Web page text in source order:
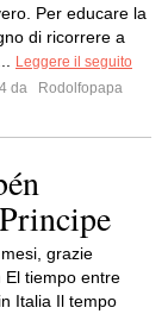
Per educare la
di ricorrere a
Leggere il seguito
da
Rodolfopapa
grazie
El tiempo entre
Italia Il tempo